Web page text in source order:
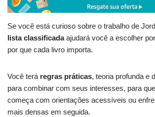
Se você está curioso sobre o trabalho de
lista classificadaajudará você a escolher
por que cada livro importa.
Você terá regras práticas, teoria profunda e
para combinar com seus interesses, para
começa com orientações acessíveis ou
mais densas em seguida.